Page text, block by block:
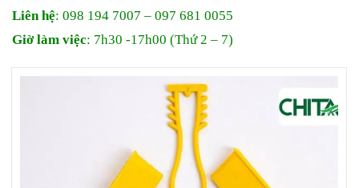
Liên hệ: 098 194 7007 – 097 681 0055
Giờ làm việc: 7h30 -17h00 (Thứ 2 – 7)